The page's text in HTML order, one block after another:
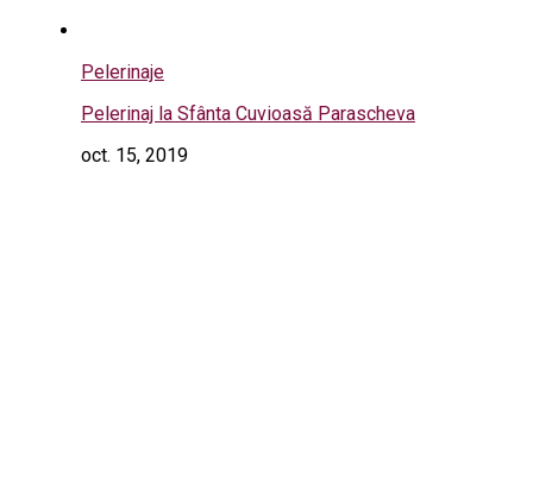
Pelerinaje
Pelerinaj la Sfânta Cuvioasă Parascheva
oct. 15, 2019